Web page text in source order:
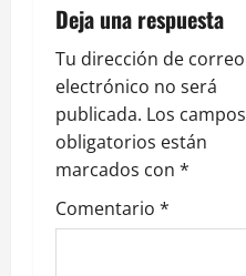
ó
n
d
e
e
Deja una respuesta
Tu dirección de correo
electrónico no será
publicada. Los campos
obligatorios están
marcados con *
Comentario *